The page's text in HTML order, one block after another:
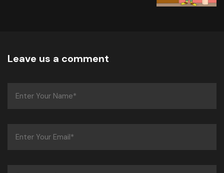
Leave us a comment